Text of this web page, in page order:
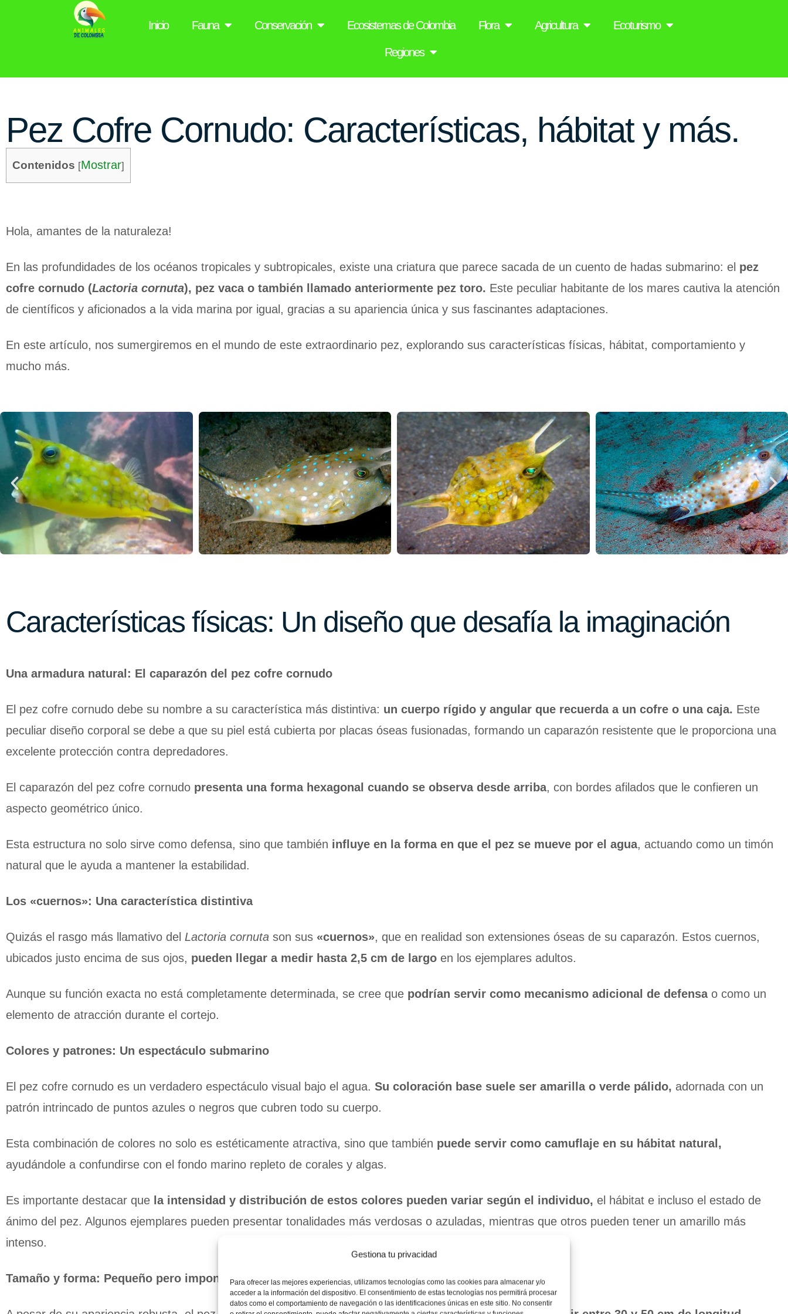
Gestiona tu privacidad
Para ofrecer las mejores experiencias, utilizamos tecnologías como las cookies para almacenar y/o
acceder a la información del dispositivo. El consentimiento de estas tecnologías nos permitirá procesar
datos como el comportamiento de navegación o las identificaciones únicas en este sitio. No consentir
Inicio Fauna Conservación Ecosistemas de Colombia Flora Agricultura Ecoturismo
Regiones
Pez Cofre Cornudo: Características, hábitat y más.
Contenidos [Mostrar]
Hola, amantes de la naturaleza!
En las profundidades de los océanos tropicales y subtropicales, existe una criatura que parece sacada de un cuento de hadas submarino: el pez
cofre cornudo (Lactoria cornuta), pez vaca o también llamado anteriormente pez toro. Este peculiar habitante de los mares cautiva la atención
de científicos y aficionados a la vida marina por igual, gracias a su apariencia única y sus fascinantes adaptaciones.
En este artículo, nos sumergiremos en el mundo de este extraordinario pez, explorando sus características físicas, hábitat, comportamiento y
mucho más.
Características físicas: Un diseño que desafía la imaginación
Una armadura natural: El caparazón del pez cofre cornudo
El pez cofre cornudo debe su nombre a su característica más distintiva: un cuerpo rígido y angular que recuerda a un cofre o una caja. Este
peculiar diseño corporal se debe a que su piel está cubierta por placas óseas fusionadas, formando un caparazón resistente que le proporciona una
excelente protección contra depredadores.
El caparazón del pez cofre cornudo presenta una forma hexagonal cuando se observa desde arriba, con bordes afilados que le confieren un
aspecto geométrico único.
Esta estructura no solo sirve como defensa, sino que también influye en la forma en que el pez se mueve por el agua, actuando como un timón
natural que le ayuda a mantener la estabilidad.
Los «cuernos»: Una característica distintiva
Quizás el rasgo más llamativo del Lactoria cornuta son sus «cuernos», que en realidad son extensiones óseas de su caparazón. Estos cuernos,
ubicados justo encima de sus ojos, pueden llegar a medir hasta 2,5 cm de largo en los ejemplares adultos.
Aunque su función exacta no está completamente determinada, se cree que podrían servir como mecanismo adicional de defensao como un
elemento de atracción durante el cortejo.
Colores y patrones: Un espectáculo submarino
El pez cofre cornudo es un verdadero espectáculo visual bajo el agua. Su coloración base suele ser amarilla o verde pálido, adornada con un
patrón intrincado de puntos azules o negros que cubren todo su cuerpo.
Esta combinación de colores no solo es estéticamente atractiva, sino que también puede servir como camuflaje en su hábitat natural,
ayudándole a confundirse con el fondo marino repleto de corales y algas.
Es importante destacar que la intensidad y distribución de estos colores pueden variar según el individuo, el hábitat e incluso el estado de
ánimo del pez. Algunos ejemplares pueden presentar tonalidades más verdosas o azuladas, mientras que otros pueden tener un amarillo más
intenso.
Tamaño y forma: Pequeño pero imponente